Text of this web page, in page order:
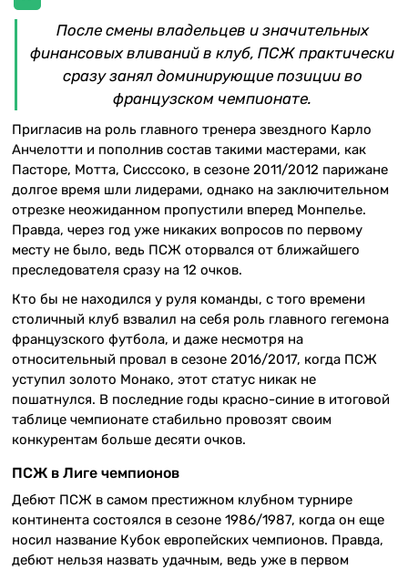
После смены владельцев и значительных
финансовых вливаний в клуб, ПСЖ практически
сразу занял доминирующие позиции во
французском чемпионате.
Пригласив на роль главного тренера звездного Карло
Анчелотти и пополнив состав такими мастерами, как
Пасторе, Мотта, Сисссоко, в сезоне 2011/2012 парижане
долгое время шли лидерами, однако на заключительном
отрезке неожиданном пропустили вперед Монпелье.
Правда, через год уже никаких вопросов по первому
месту не было, ведь ПСЖ оторвался от ближайшего
преследователя сразу на 12 очков.
Кто бы не находился у руля команды, с того времени
столичный клуб взвалил на себя роль главного гегемона
французского футбола, и даже несмотря на
относительный провал в сезоне 2016/2017, когда ПСЖ
уступил золото Монако, этот статус никак не
пошатнулся. В последние годы красно-синие в итоговой
таблице чемпионате стабильно провозят своим
конкурентам больше десяти очков.
ПСЖ в Лиге чемпионов
Дебют ПСЖ в самом престижном клубном турнире
континента состоялся в сезоне 1986/1987, когда он еще
носил название Кубок европейских чемпионов. Правда,
дебют нельзя назвать удачным, ведь уже в первом